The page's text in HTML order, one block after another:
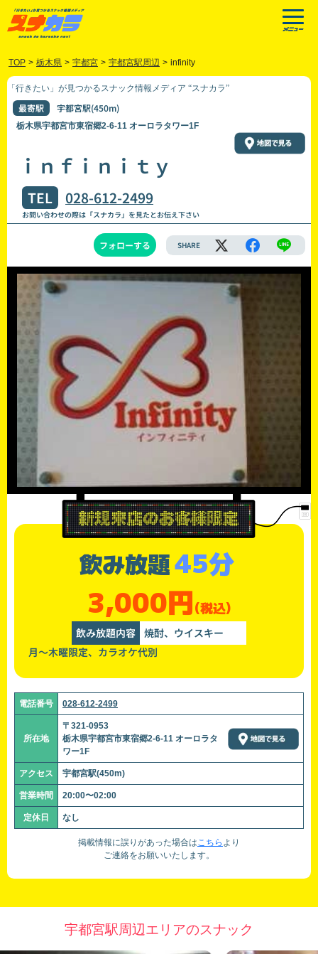
TOP > 栃木県 > 宇都宮 > 宇都宮駅周辺 > infinity
「行きたい」が見つかるスナック情報メディア “スナカラ”
最寄駅 宇都宮駅(450m)
栃木県宇都宮市東宿郷2-6-11 オーロラタワー1F
ｉｎｆｉｎｉｔｙ
TEL 028-612-2499
お問い合わせの際は「スナカラ」を見たとお伝え下さい
フォローする SHARE
飲み放題45分
3,000円(税込)
飲み放題内容 焼酎、ウイスキー
月～木曜限定、カラオケ代別
電話番号 028-612-2499
所在地
〒321-0953
栃木県宇都宮市東宿郷2-6-11 オーロラタ
ワー1F
アクセス 宇都宮駅(450m)
営業時間 20:00〜02:00
定休日 なし
掲載情報に誤りがあった場合はこちら より
ご連絡をお願いいたします。
宇都宮駅周辺エリアのスナック